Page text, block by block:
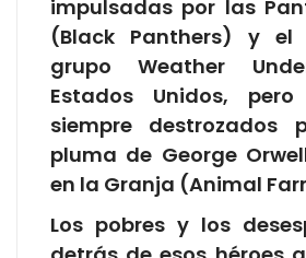
impulsadas por las
(Black Panthers) y el
grupo Weather
Estados Unidos,
siempre destrozados
pluma de George
en la Granja (Animal
Los pobres y los